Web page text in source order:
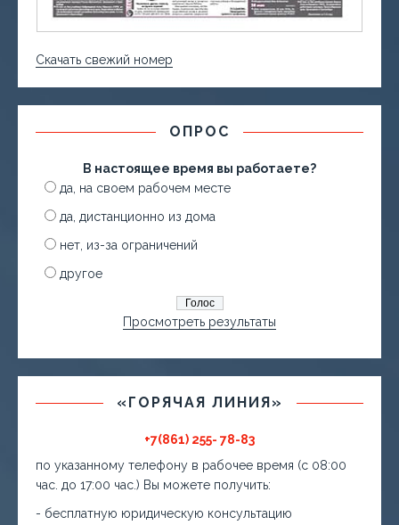
Скачать свежий номер
ОПРОС
В настоящее время вы работаете?
да, на своем рабочем месте
да, дистанционно из дома
нет, из-за ограничений
другое
Просмотреть результаты
«ГОРЯЧАЯ ЛИНИЯ»
+7(861) 255- 78-83
по указанному телефону в рабочее время (с 08:00
час. до 17:00 час.) Вы можете получить:
- бесплатную юридическую консультацию